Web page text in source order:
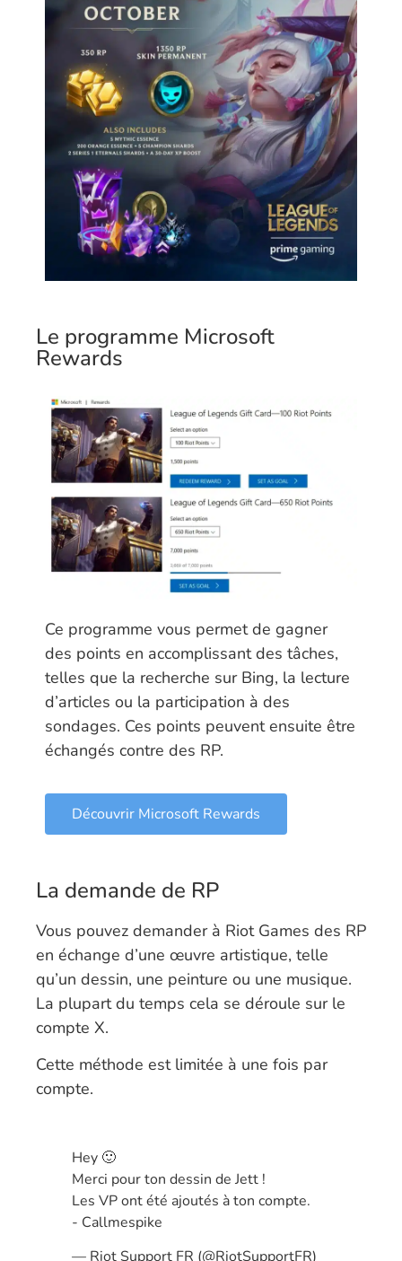
Le programme Microsoft
Rewards
Ce programme vous permet de gagner
des points en accomplissant des tâches,
telles que la recherche sur Bing, la lecture
d’articles ou la participation à des
sondages. Ces points peuvent ensuite être
échangés contre des RP.
Découvrir Microsoft Rewards
La demande de RP
Vous pouvez demander à Riot Games des RP
en échange d’une œuvre artistique, telle
qu’un dessin, une peinture ou une musique.
La plupart du temps cela se déroule sur le
compte X.
Cette méthode est limitée à une fois par
compte.
Hey 🙂
Merci pour ton dessin de Jett !
Les VP ont été ajoutés à ton compte.
- Callmespike
— Riot Support FR (@RiotSupportFR)